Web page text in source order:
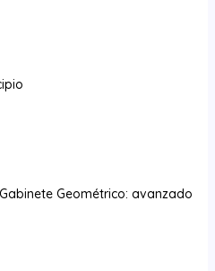
Geométrico: avanzado